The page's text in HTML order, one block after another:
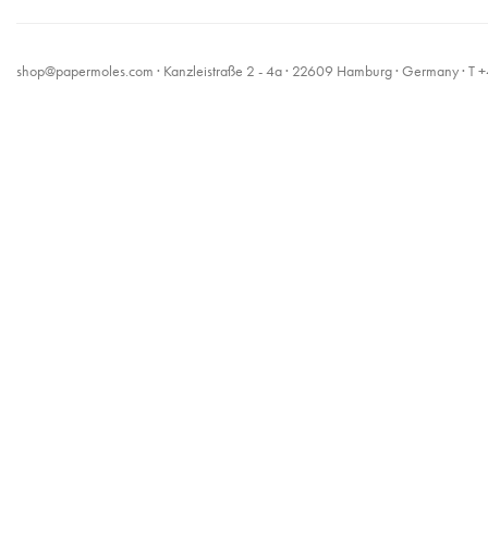
shop@papermoles.com · Kanzleistraße 2 - 4a · 22609 Hamburg · Germany ·